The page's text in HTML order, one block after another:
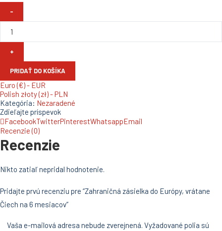
zásielka
Európy,
Čiech
na
mesiacov
PRIDAŤ DO KOŠÍKA
Euro (€) - EUR
Polish złoty (zł) - PLN
Kategória: Nezaradené
Zdieľajte príspevok
FacebookTwitterPinterestWhatsappEmail
Recenzie (0)
Recenzie
Nikto zatiaľ nepridal hodnotenie.
Pridajte prvú recenziu pre “Zahraničná zásielka do Európy, vrátane
Čiech na 6 mesiacov”
Vaša e-mailová adresa nebude zverejnená. Vyžadované polia sú